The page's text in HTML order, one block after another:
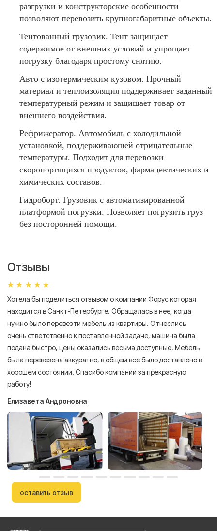
разгрузки и конструкторские особенности
позволяют перевозить крупногабаритные объекты.
Тентованный грузовик. Тент защищает
содержимое от внешних условий и упрощает
погрузку благодаря простому снятию.
Авто с изотермическим кузовом. Прочный
материал и теплоизоляция поддерживает заданный
температурный режим и защищает товар от
внешнего воздействия.
Рефрижератор. Автомобиль с холодильной
установкой, поддерживающей отрицательные
температуры. Подходит для перевозки
скоропортящихся продуктов, фармацевтических и
химических составов.
Гидроборт. Грузовик с автоматизированной
платформой погрузки. Позволяет погрузить груз
без посторонней помощи.
Отзывы
Хотела бы поделиться отзывом о компании Форус которая
находится в Санкт-Петербурге. Обращалась в нее, когда
нужно было перевезти мебель из квартиры. Отнеслись
очень ответственно к поставленной задаче, машина была
подана быстро, цены оказались весьма доступные. Мебель
была перевезена аккуратно, в общем все было доставлено в
хорошем состоянии. Спасибо компании за прекрасную
работу!
Елизавета Андроновна
оставить отзыв